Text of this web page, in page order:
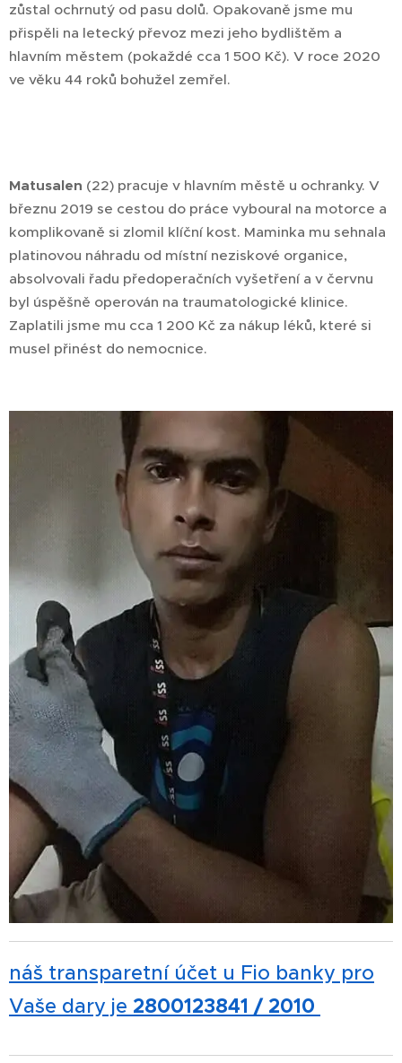
zůstal ochrnutý od pasu dolů. Opakovaně jsme mu
přispěli na letecký převoz mezi jeho bydlištěm a
hlavním městem (pokaždé cca 1 500 Kč). V roce 2020
ve věku 44 roků bohužel zemřel.
Matusalen (22) pracuje v hlavním městě u ochranky. V
březnu 2019 se cestou do práce vyboural na motorce a
komplikovaně si zlomil klíční kost. Maminka mu sehnala
platinovou náhradu od místní neziskové organice,
absolvovali řadu předoperačních vyšetření a v červnu
byl úspěšně operován na traumatologické klinice.
Zaplatili jsme mu cca 1 200 Kč za nákup léků, které si
musel přinést do nemocnice.
náš transparetní účet u Fio banky pro
Vaše dary je 2800123841 / 2010